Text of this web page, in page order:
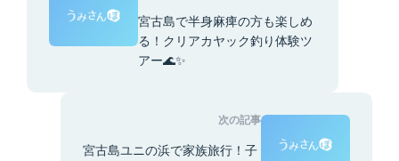
宮古島で半身麻痺の方も楽しめ
る！クリアカヤック釣り体験ツ
アー🌊✨
次の記事
宮古島ユニの浜で家族旅行！子